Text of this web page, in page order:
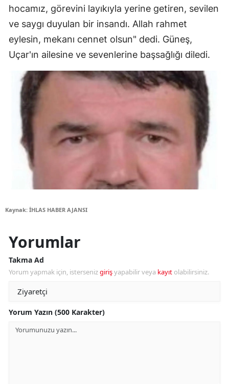
hocamız, görevini layıkıyla yerine getiren, sevilen
ve saygı duyulan bir insandı. Allah rahmet
eylesin, mekanı cennet olsun" dedi. Güneş,
Uçar'ın ailesine ve sevenlerine başsağlığı diledi.
Kaynak: İHLAS HABER AJANSI
Yorumlar
Takma Ad
Yorum yapmak için, istersenizgirişyapabilir veya kayıt olabilirsiniz.
Yorum Yazın (500 Karakter)